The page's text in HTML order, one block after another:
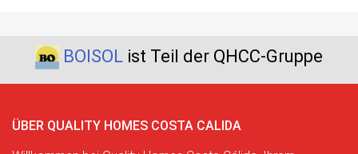
BOISOL ist Teil der QHCC-Gruppe
ÜBER QUALITY HOMES COSTA CALIDA